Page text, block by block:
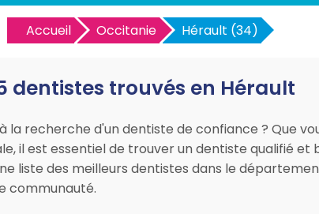
Accueil Occitanie Hérault (34)
dentistes trouvés en Hérault
recherche d'un dentiste de confiance ? Que
il est essentiel de trouver un dentiste qualifié et
liste des meilleurs dentistes dans le
communauté.